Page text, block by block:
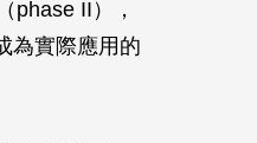
phase II），
為實際應用的